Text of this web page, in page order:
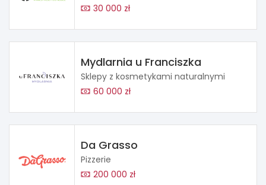
30 000 zł
Mydlarnia u Franciszka
Sklepy z kosmetykami naturalnymi
60 000 zł
Da Grasso
Pizzerie
200 000 zł